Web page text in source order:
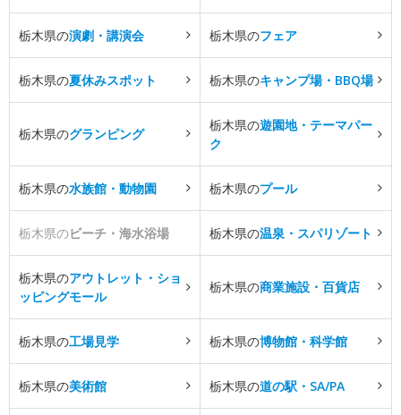
栃木県の演劇・講演会 栃木県のフェア
栃木県の夏休みスポット 栃木県のキャンプ場・BBQ場
栃木県のグランピング
栃木県の遊園地・テーマパー
ク
栃木県の水族館・動物園 栃木県のプール
栃木県のビーチ・海水浴場 栃木県の温泉・スパリゾート
栃木県のアウトレット・ショ
ッピングモール
栃木県の商業施設・百貨店
栃木県の工場見学 栃木県の博物館・科学館
栃木県の美術館 栃木県の道の駅・SA/PA